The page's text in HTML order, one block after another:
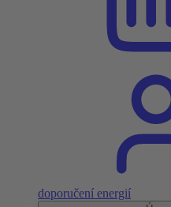
doporučení energií